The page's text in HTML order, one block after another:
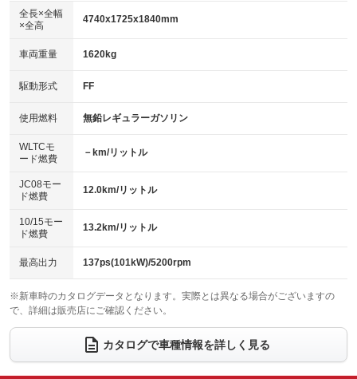
：装備なし
パワーウィンドウ
アイドリングストップ
：装備なし
USB入力端子
：装備なし
100V電源
：装備なし
センターデフロック
：装備なし
電動格納ミラー
：装備あり
アルミホイール：16インチ
：装備あり
HID(キセノンライト)
バックカメラ
エアロ
：装備なし
ローダウン
：装備なし
ベンチシート
：装備なし
チップアップシート
：装備なし
電動格納サードシート
：装備なし シートヒーター
：装備なし
ウォークスルー
電動リアゲート フロントカメラ
：装備あり
シートエアコン 全周囲カメラ
全長×全幅
×全高
4740x1725x1840mm
車両重量 1620kg
駆動形式 FF
使用燃料 無鉛レギュラーガソリン
WLTCモ
ード燃費
－km/リットル
JC08モー
ド燃費
12.0km/リットル
10/15モー
ド燃費
13.2km/リットル
最高出力 137ps(101kW)/5200rpm
※新車時のカタログデータとなります。実際とは異なる場合がございますの
で、詳細は販売店にご確認ください。
カタログで車種情報を詳しく見る